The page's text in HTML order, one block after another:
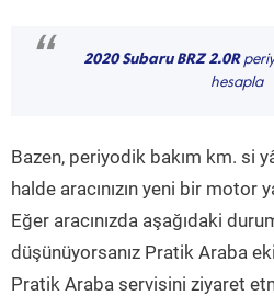
“ 2020 Subaru BRZ 2.0R
hesapla
Bazen, periyodik bakım km. si
halde aracınızın yeni bir motor
Eğer aracınızda aşağıdaki
düşünüyorsanız Pratik Araba
Pratik Araba servisini ziyaret